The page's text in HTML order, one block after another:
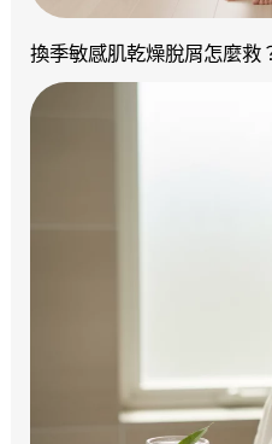
換季敏感肌乾燥脫屑怎麼救